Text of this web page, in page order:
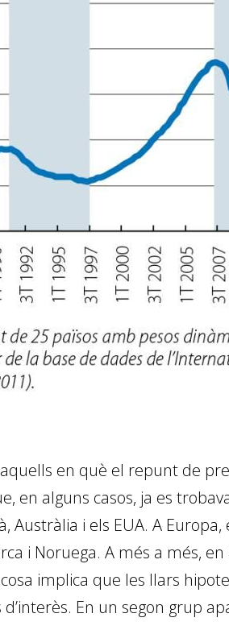
en què el repunt de
en alguns casos, ja es
i els EUA. A Europa,
i Noruega. A més a més,
implica que les llars
En un segon grup